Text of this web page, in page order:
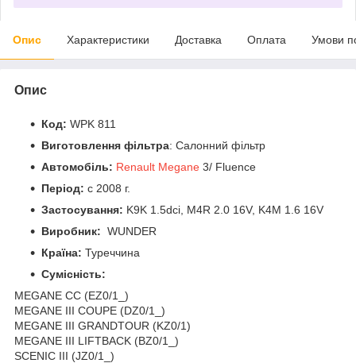
Опис Характеристики Доставка Оплата Умови
Опис
Код: WPK 811
Виготовлення фільтра: Салонний фільтр
Автомобіль: Renault Megane 3/ Fluence
Період: c 2008 г.
Застосування: K9K 1.5dci, M4R 2.0 16V, K4M 1.6 16V
Виробник: WUNDER
Країна: Туреччина
Сумісність:
MEGANE CC (EZ0/1_)
MEGANE III COUPE (DZ0/1_)
MEGANE III GRANDTOUR (KZ0/1)
MEGANE III LIFTBACK (BZ0/1_)
SCENIC III (JZ0/1_)